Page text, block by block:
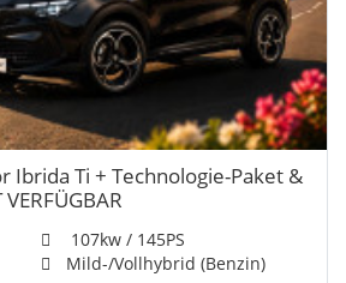
Ibrida Ti + Technologie-Paket &
107kw / 145PS
Mild-/Vollhybrid (Benzin)